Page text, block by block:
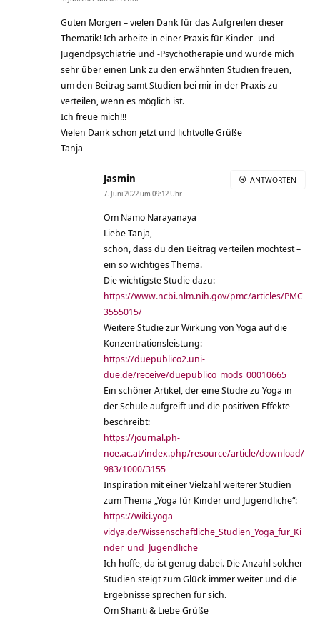
Guten Morgen – vielen Dank für das Aufgreifen dieser
Thematik! Ich arbeite in einer Praxis für Kinder- und
Jugendpsychiatrie und -Psychotherapie und würde mich
sehr über einen Link zu den erwähnten Studien freuen,
um den Beitrag samt Studien bei mir in der Praxis zu
verteilen, wenn es möglich ist.
Ich freue mich!!!
Vielen Dank schon jetzt und lichtvolle Grüße
Tanja
Jasmin
7. Juni 2022 um 09:12 Uhr
Om Namo Narayanaya
Liebe Tanja,
schön, dass du den Beitrag verteilen möchtest –
ein so wichtiges Thema.
Die wichtigste Studie dazu:
https://www.ncbi.nlm.nih.gov/pmc/articles/PMC
3555015/
Weitere Studie zur Wirkung von Yoga auf die
Konzentrationsleistung:
https://duepublico2.uni-
due.de/receive/duepublico_mods_00010665
Ein schöner Artikel, der eine Studie zu Yoga in
der Schule aufgreift und die positiven Effekte
beschreibt:
https://journal.ph-
noe.ac.at/index.php/resource/article/download/
983/1000/3155
Inspiration mit einer Vielzahl weiterer Studien
zum Thema „Yoga für Kinder und Jugendliche“:
https://wiki.yoga-
vidya.de/Wissenschaftliche_Studien_Yoga_für_Ki
nder_und_Jugendliche
Ich hoffe, da ist genug dabei. Die Anzahl solcher
Studien steigt zum Glück immer weiter und die
Ergebnisse sprechen für sich.
Om Shanti & Liebe Grüße
ANTWORTEN